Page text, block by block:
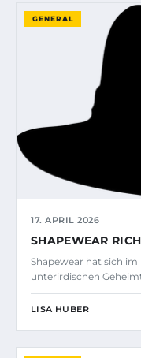
GENERAL
17. APRIL 2026
SHAPEWEAR
Shapewear hat sich
unterirdischen
LISA HUBER